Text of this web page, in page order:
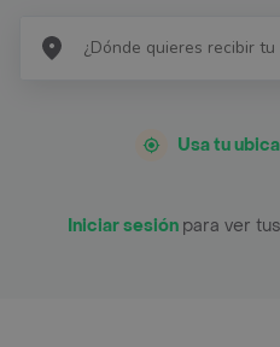
Usa tu
Iniciar sesión para ver